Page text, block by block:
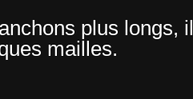
plus longs, il
mailles.